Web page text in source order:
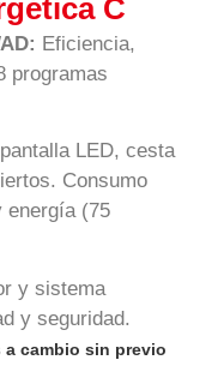
C
Eficiencia,
programas
LED, cesta
Consumo
energía (75
y sistema
y seguridad.
cambio sin previo